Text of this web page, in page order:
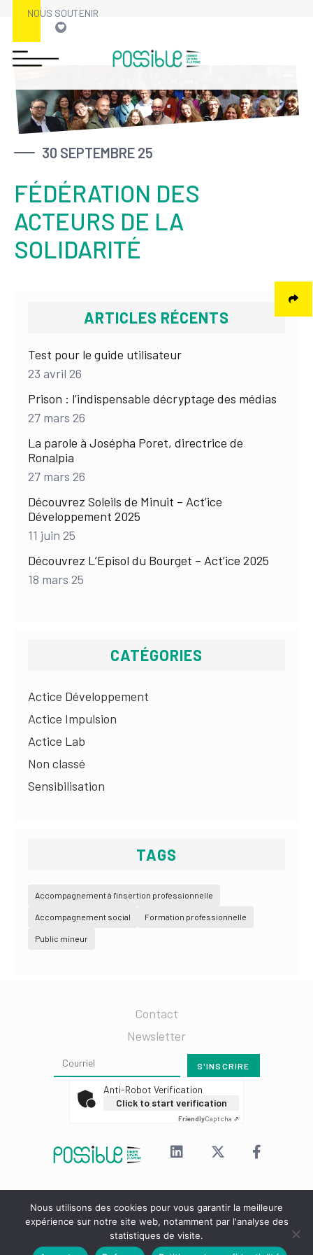
Skip
content
NOUS SOUTENIR
30 SEPTEMBRE 25
FÉDÉRATION DES
ACTEURS DE LA
SOLIDARITÉ
ARTICLES RÉCENTS
Test pour le guide utilisateur
23 avril 26
Prison : l’indispensable décryptage des médias
27 mars 26
La parole à Josépha Poret, directrice de
Ronalpia
27 mars 26
Découvrez Soleils de Minuit – Act’ice
Développement 2025
11 juin 25
Découvrez L’Episol du Bourget – Act’ice 2025
18 mars 25
CATÉGORIES
Actice Développement
Actice Impulsion
Actice Lab
Non classé
Sensibilisation
TAGS
Accompagnement à l'insertion professionnelle
Accompagnement social Formation professionnelle
Public mineur
Contact
Newsletter
Anti-Robot Verification
Click to start verification
FriendlyCaptcha ⇗
Mentions légales
Tiers Lieu Apprendre & Devenir - 20 Avenue du Plateau - 69009 LYON
Nous utilisons des cookies pour vous garantir la meilleure
expérience sur notre site web, notamment par l'analyse des
statistiques de visite.